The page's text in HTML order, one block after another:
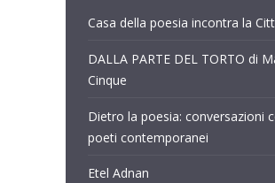
Casa della poesia incontra la
DALLA PARTE DEL TORTO di
Cinque
Dietro la poesia: conversazioni
poeti contemporanei
Etel Adnan